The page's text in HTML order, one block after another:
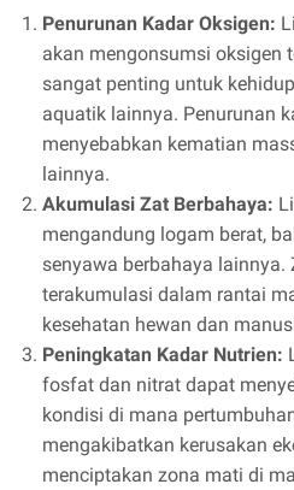
Penurunan Kadar Oksigen:
akan mengonsumsi oksigen
sangat penting untuk
aquatik lainnya. Penurunan
menyebabkan kematian
lainnya.
Akumulasi Zat Berbahaya:
mengandung logam berat,
senyawa berbahaya lainnya.
terakumulasi dalam rantai
kesehatan hewan dan
Peningkatan Kadar Nutrien:
fosfat dan nitrat dapat
kondisi di mana
mengakibatkan kerusakan
menciptakan zona mati di